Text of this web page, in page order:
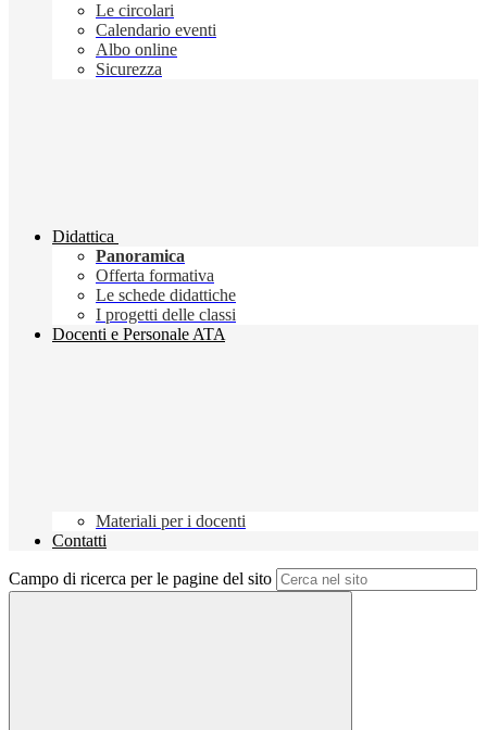
Le circolari
Calendario eventi
Albo online
Sicurezza
Didattica
Panoramica
Offerta formativa
Le schede didattiche
I progetti delle classi
Docenti e Personale ATA
Materiali per i docenti
Contatti
Campo di ricerca per le pagine del sito